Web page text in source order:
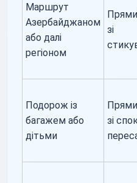
Маршрут
Азербайджаном
або далі
регіоном
зі
Подорож із
багажем або
дітьми
зі